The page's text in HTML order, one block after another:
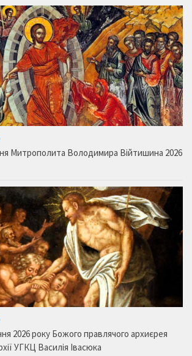
Митрополита Володимира Війтишина 2026
2026 року Божого правлячого архиєрея
УГКЦ Василія Івасюка